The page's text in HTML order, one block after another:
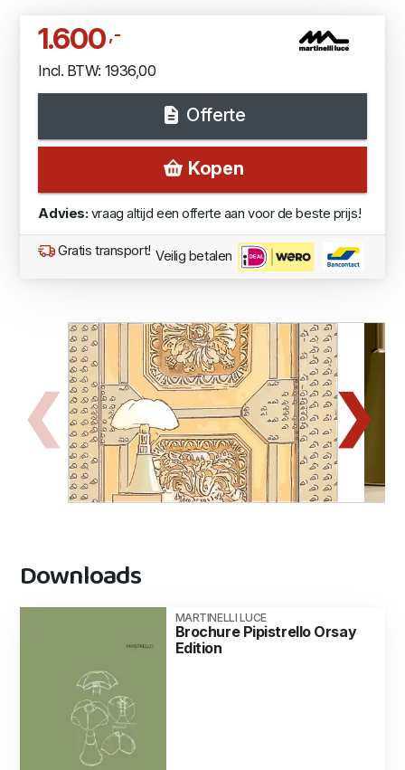
1.600,-
Incl. BTW: 1936,00
Offerte
Kopen
Advies: vraag altijd een offerte aan voor de beste prijs!
Gratis transport! Veilig betalen
Downloads
MARTINELLI LUCE
Brochure Pipistrello Orsay
Edition